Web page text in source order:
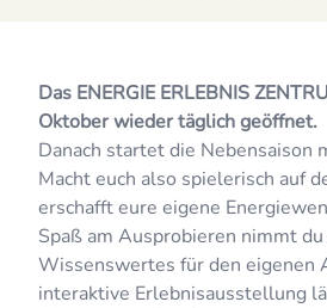
Das ENERGIE ERLEBNIS
Oktober wieder täglich geöffnet.
Danach startet die Nebensaison
Macht euch also spielerisch auf
erschafft eure eigene
Spaß am Ausprobieren nimmt
Wissenswertes für den eigenen
interaktive Erlebnisausstellung